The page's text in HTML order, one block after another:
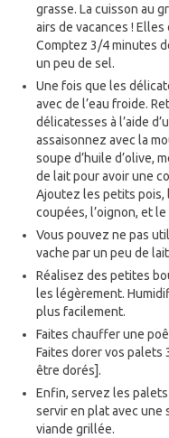
grasse. La cuisson au
airs de vacances !
Comptez 3/4 minutes
un peu de sel.
Une fois que les
avec de l’eau froide.
délicatesses à l’aide
assaisonnez avec la
soupe d’huile d’olive,
de lait pour avoir une
Ajoutez les petits
coupées, l’oignon, et
Vous pouvez ne pas
vache par un peu de
Réalisez des petites
les légèrement.
plus facilement.
Faites chauffer une
Faites dorer vos
être dorés].
Enfin, servez les
servir en plat avec une
viande grillée.